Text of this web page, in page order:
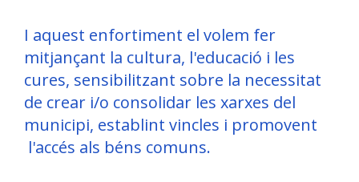
I aquest enfortiment el volem fer
mitjançant la cultura, l'educació i les
cures, sensibilitzant sobre la necessitat
de crear i/o consolidar les xarxes del
municipi, establint vincles i promovent
l'accés als béns comuns.